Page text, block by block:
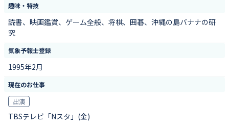
趣味・特技
読書、映画鑑賞、ゲーム全般、将棋、囲碁、沖縄の島バナナの研
究
気象予報士登録
1995年2月
現在のお仕事
出演
TBSテレビ「Nスタ」(金)